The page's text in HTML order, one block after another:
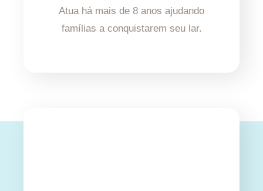
Atua há mais de 8 anos ajudando
famílias a conquistarem seu lar.